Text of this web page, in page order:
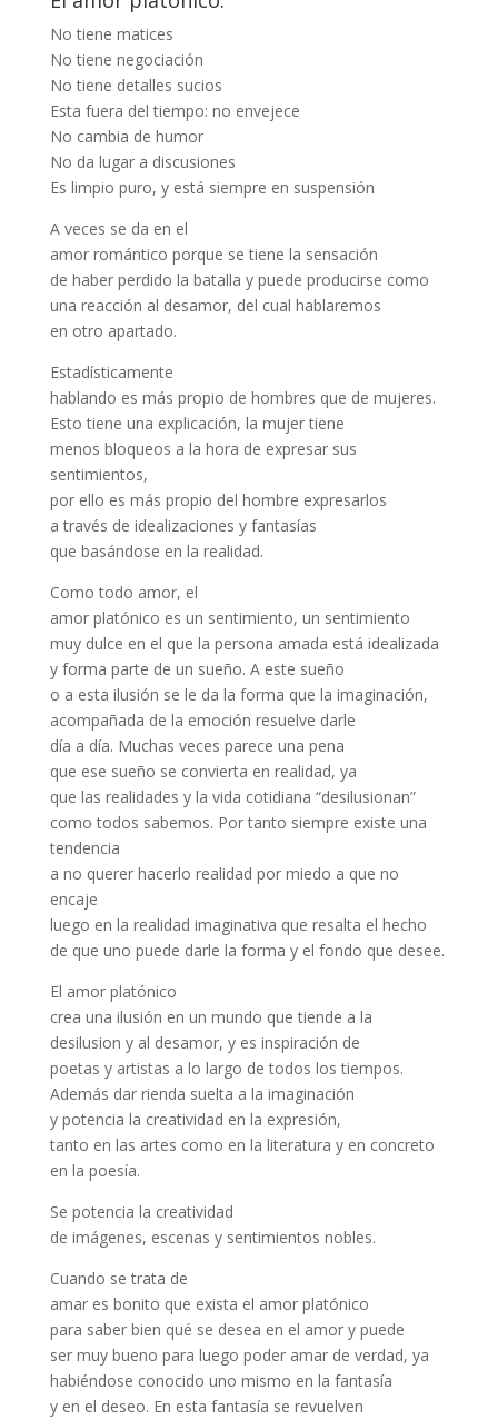
No tiene matices
No tiene negociación
No tiene detalles sucios
Esta fuera del tiempo: no envejece
No cambia de humor
No da lugar a discusiones
Es limpio puro, y está siempre en suspensión
A veces se da en el
amor romántico porque se tiene la sensación
de haber perdido la batalla y puede producirse como
una reacción al desamor, del cual hablaremos
en otro apartado.
Estadísticamente
hablando es más propio de hombres que de mujeres.
Esto tiene una explicación, la mujer tiene
menos bloqueos a la hora de expresar sus
sentimientos,
por ello es más propio del hombre expresarlos
a través de idealizaciones y fantasías
que basándose en la realidad.
Como todo amor, el
amor platónico es un sentimiento, un sentimiento
muy dulce en el que la persona amada está idealizada
y forma parte de un sueño. A este sueño
o a esta ilusión se le da la forma que la imaginación,
acompañada de la emoción resuelve darle
día a día. Muchas veces parece una pena
que ese sueño se convierta en realidad, ya
que las realidades y la vida cotidiana “desilusionan”
como todos sabemos. Por tanto siempre existe una
tendencia
a no querer hacerlo realidad por miedo a que no
encaje
luego en la realidad imaginativa que resalta el hecho
de que uno puede darle la forma y el fondo que desee.
El amor platónico
crea una ilusión en un mundo que tiende a la
desilusion y al desamor, y es inspiración de
poetas y artistas a lo largo de todos los tiempos.
Además dar rienda suelta a la imaginación
y potencia la creatividad en la expresión,
tanto en las artes como en la literatura y en concreto
en la poesía.
Se potencia la creatividad
de imágenes, escenas y sentimientos nobles.
Cuando se trata de
amar es bonito que exista el amor platónico
para saber bien qué se desea en el amor y puede
ser muy bueno para luego poder amar de verdad, ya
habiéndose conocido uno mismo en la fantasía
y en el deseo. En esta fantasía se revuelven